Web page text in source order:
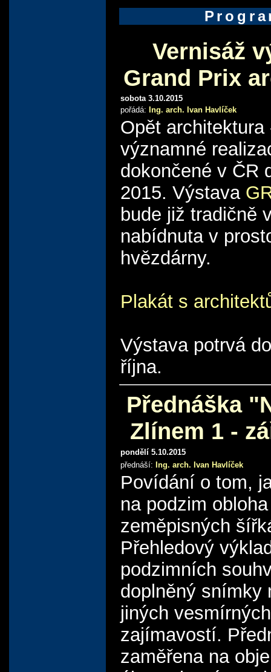
Vernisáž
Grand Prix
sobota 3.10.2015
pořádá: Ing. arch. Ivan Havlíček
Opět architektura
významné
dokončené v ČR
2015. Výstava
bude již tradičně
nabídnuta v
hvězdárny.
Plakát s
Výstava potrvá
října.
Přednáška
Zlínem 1 -
pondělí 5.10.2015
přednáší: Ing. arch. Ivan Havlíček
Povídání o tom,
na podzim
zeměpisných
Přehledový
podzimních
doplněný snímky
jiných vesmírných
zajímavostí.
zaměřena na